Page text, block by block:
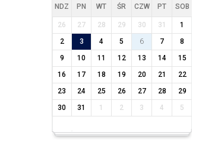
NDZ PN WT ŚR CZW PT SOB
26 27 28 29 30 31
1
2
3 4 5 6 7
8
9
10 11 12 13 14
15
16
17 18 19 20 21
22
23
24 25 26 27 28
29
30
31 1 2 3 4 5